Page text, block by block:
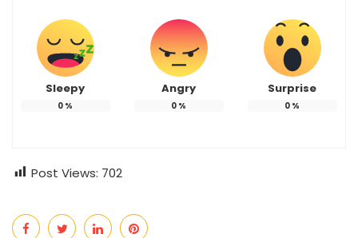
Sleepy
0 %
Angry
0 %
Surprise
0 %
Post Views: 702